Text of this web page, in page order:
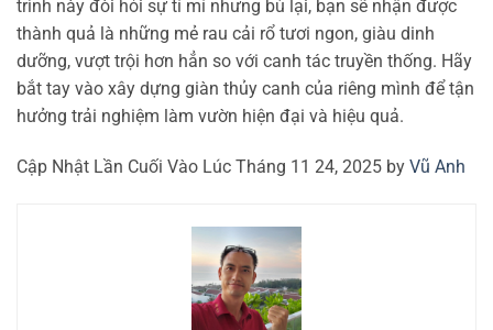
trình này đòi hỏi sự tỉ mỉ nhưng bù lại, bạn sẽ nhận được
thành quả là những mẻ rau cải rổ tươi ngon, giàu dinh
dưỡng, vượt trội hơn hẳn so với canh tác truyền thống. Hãy
bắt tay vào xây dựng giàn thủy canh của riêng mình để tận
hưởng trải nghiệm làm vườn hiện đại và hiệu quả.
Cập Nhật Lần Cuối Vào Lúc Tháng 11 24, 2025 by Vũ Anh